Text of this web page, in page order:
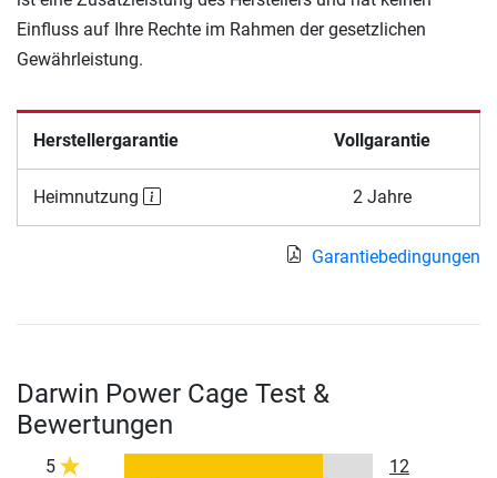
Einfluss auf Ihre Rechte im Rahmen der gesetzlichen
Gewährleistung.
Herstellergarantie Vollgarantie
Heimnutzung 2 Jahre
Garantiebedingungen
Darwin Power Cage Test &
Bewertungen
5
12